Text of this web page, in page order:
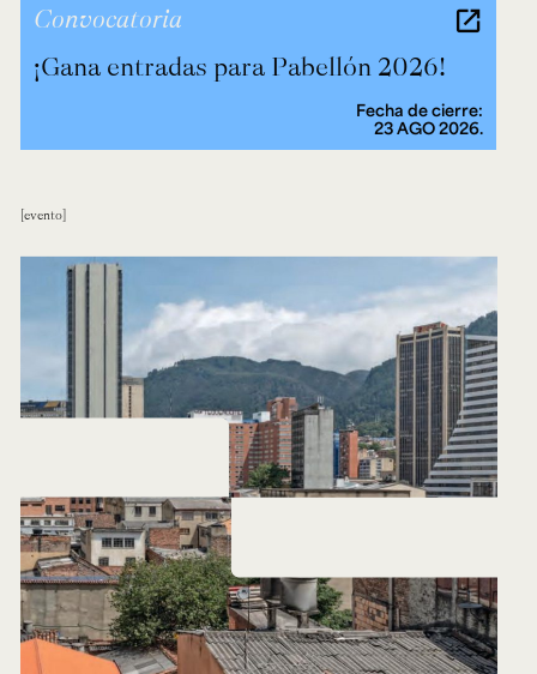
¡Gana entradas para Pabellón 2026!
Convocatoria
Fecha de cierre:
23 AGO 2026.
evento